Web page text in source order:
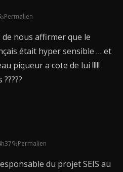
Permalien
de nous affirmer que le
était hyper sensible … et
piqueur a cote de lui !!!!!
Permalien
du projet SEIS au